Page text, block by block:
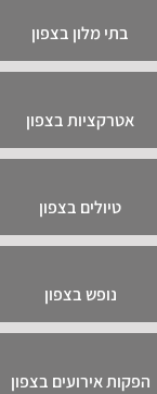
בתי מלון בצפון
אטרקציות בצפון
טיולים בצפון
נופש בצפון
הפקות אירועים בצפון